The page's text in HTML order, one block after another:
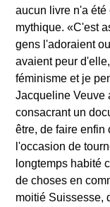
aucun livre n'a
mythique. «C'est
gens l'adoraient
avaient peur
féminisme et je
Jacqueline Veuve
consacrant un
être, de faire enfin
l'occasion de
longtemps habité
de choses en
moitié Suissesse,